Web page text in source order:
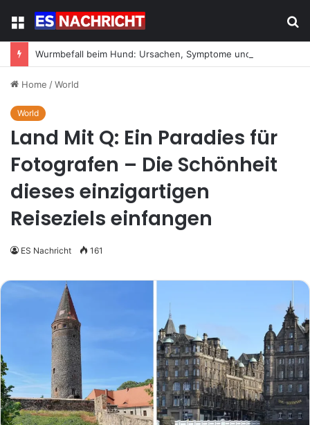
Menu
Home /World
World
Land Mit Q: Ein Paradies für
Fotografen – Die Schönheit
dieses einzigartigen
Reiseziels einfangen
ES Nachricht 161